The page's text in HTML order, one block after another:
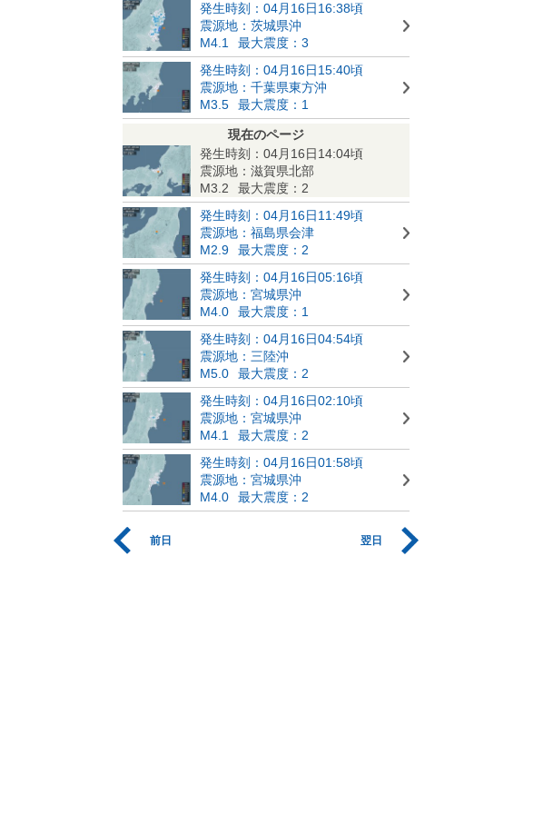
発生時刻：04月16日16:38頃
震源地：茨城県沖
M4.1
最大震度：3
発生時刻：04月16日15:40頃
震源地：千葉県東方沖
M3.5
最大震度：1
現在のページ
発生時刻：04月16日14:04頃
震源地：滋賀県北部
M3.2
最大震度：2
発生時刻：04月16日11:49頃
震源地：福島県会津
M2.9
最大震度：2
発生時刻：04月16日05:16頃
震源地：宮城県沖
M4.0
最大震度：1
発生時刻：04月16日04:54頃
震源地：三陸沖
M5.0
最大震度：2
発生時刻：04月16日02:10頃
震源地：宮城県沖
M4.1
最大震度：2
発生時刻：04月16日01:58頃
震源地：宮城県沖
M4.0
最大震度：2
前日 翌日